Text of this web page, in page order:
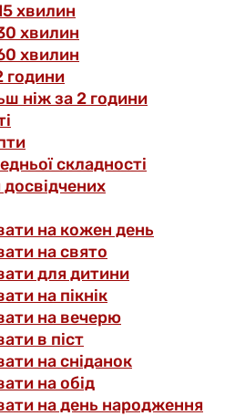
хвилин
хвилин
хвилин
години
ніж за 2 години
складності
на кожен день
на свято
для дитини
на пікнік
на вечерю
в піст
на сніданок
на обід
на день народження